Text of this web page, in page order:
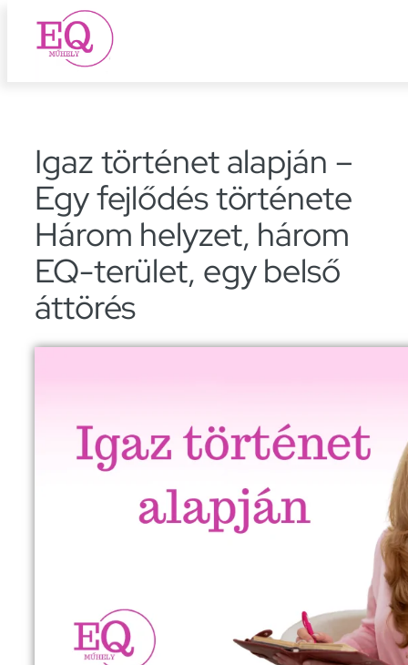
Ugrás
Igaz történet alapján –
Egy fejlődés története
Három helyzet, három
EQ-terület, egy belső
áttörés